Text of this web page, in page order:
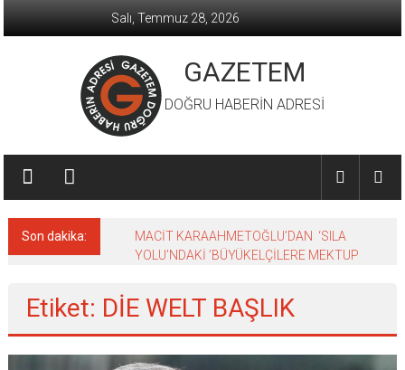
Salı, Temmuz 28, 2026
GAZETEM
DOĞRU HABERİN ADRESİ
Son dakika:
MACİT KARAAHMETOĞLU’DAN ‘SILA
YOLU’NDAKİ ’BÜYÜKELÇİLERE MEKTUP
Etiket: DİE WELT BAŞLIK